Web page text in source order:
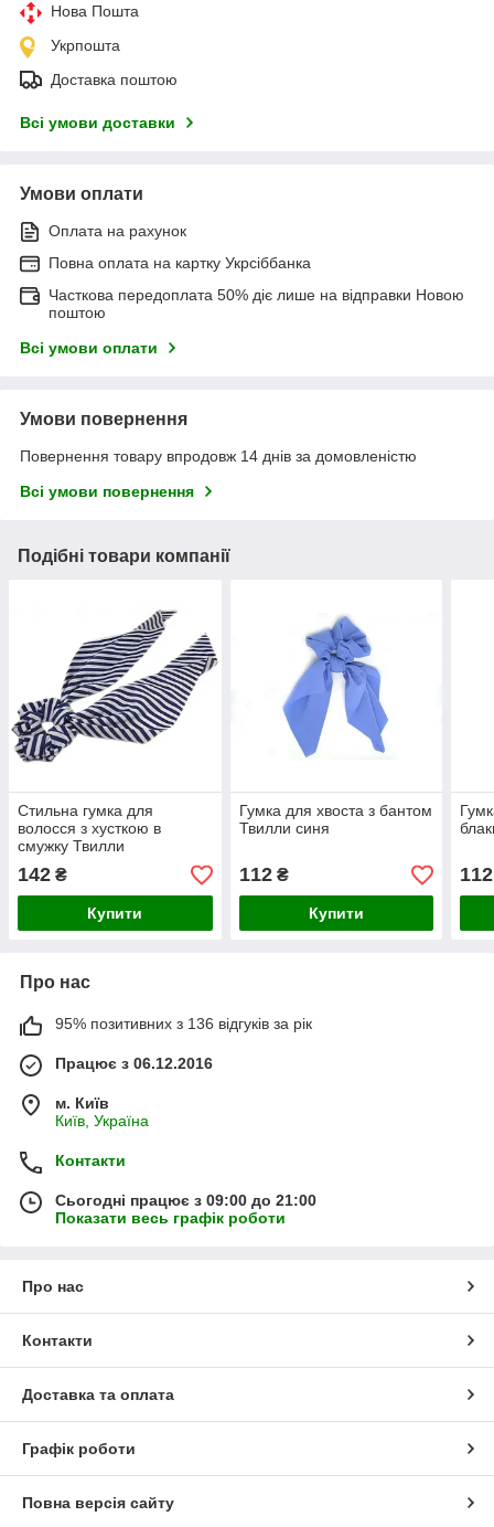
Нова Пошта
Укрпошта
Доставка поштою
Всі умови доставки
Умови оплати
Оплата на рахунок
Повна оплата на картку Укрсіббанка
Часткова передоплата 50% діє лише на відправки Новою
поштою
Всі умови оплати
Умови повернення
Повернення товару впродовж 14 днів за домовленістю
Всі умови повернення
Подібні товари компанії
Стильна гумка для
волосся з хусткою в
смужку Твилли
142 ₴
Купити
Гумка для хвоста з бантом
Твилли синя
112₴
Купити
112
Про нас
95% позитивних з 136 відгуків за рік
Працює з 06.12.2016
м. Київ
Київ, Україна
Контакти
Сьогодні працює з 09:00 до 21:00
Показати весь графік роботи
Про нас
Контакти
Доставка та оплата
Графік роботи
Повна версія сайту